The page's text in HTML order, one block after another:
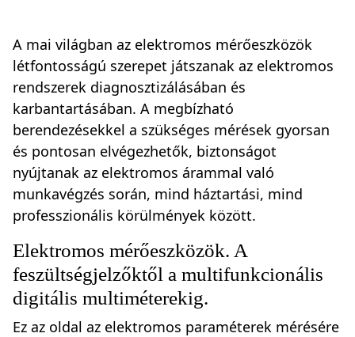
A mai világban az elektromos mérőeszközök
létfontosságú szerepet játszanak az elektromos
rendszerek diagnosztizálásában és
karbantartásában. A megbízható
berendezésekkel a szükséges mérések gyorsan
és pontosan elvégezhetők, biztonságot
nyújtanak az elektromos árammal való
munkavégzés során, mind háztartási, mind
professzionális körülmények között.
Elektromos mérőeszközök. A
feszültségjelzőktől a multifunkcionális
digitális multiméterekig.
Ez az oldal az elektromos paraméterek mérésére